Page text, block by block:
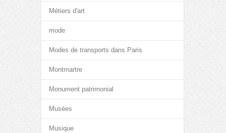
Métiers d'art
mode
Modes de transports dans Paris
Montmartre
Monument patrimonial
Musées
Musique